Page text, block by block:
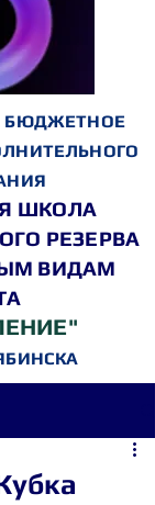
БЮДЖЕТНОЕ
ШКОЛА
РЕЗЕРВА
ВИДАМ